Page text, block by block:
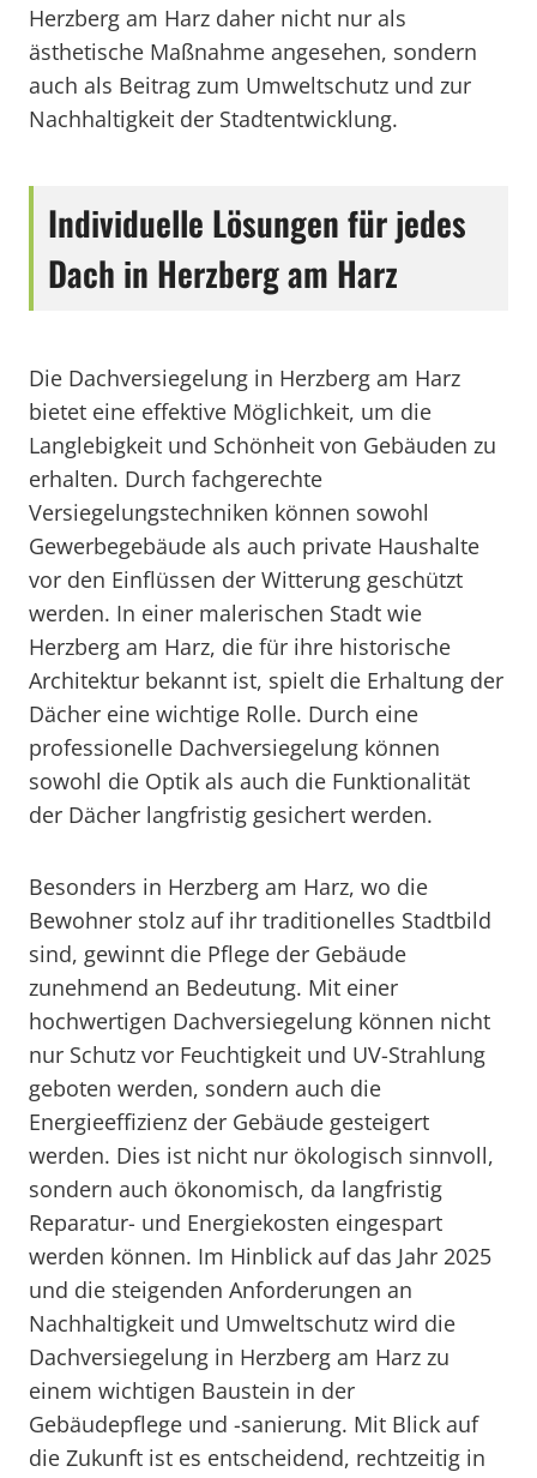
Herzberg am Harz daher nicht nur als
ästhetische Maßnahme angesehen, sondern
auch als Beitrag zum Umweltschutz und zur
Nachhaltigkeit der Stadtentwicklung.
Individuelle Lösungen für jedes
Dach in Herzberg am Harz
Die Dachversiegelung in Herzberg am Harz
bietet eine effektive Möglichkeit, um die
Langlebigkeit und Schönheit von Gebäuden zu
erhalten. Durch fachgerechte
Versiegelungstechniken können sowohl
Gewerbegebäude als auch private Haushalte
vor den Einflüssen der Witterung geschützt
werden. In einer malerischen Stadt wie
Herzberg am Harz, die für ihre historische
Architektur bekannt ist, spielt die Erhaltung der
Dächer eine wichtige Rolle. Durch eine
professionelle Dachversiegelung können
sowohl die Optik als auch die Funktionalität
der Dächer langfristig gesichert werden.
Besonders in Herzberg am Harz, wo die
Bewohner stolz auf ihr traditionelles Stadtbild
sind, gewinnt die Pflege der Gebäude
zunehmend an Bedeutung. Mit einer
hochwertigen Dachversiegelung können nicht
nur Schutz vor Feuchtigkeit und UV-Strahlung
geboten werden, sondern auch die
Energieeffizienz der Gebäude gesteigert
werden. Dies ist nicht nur ökologisch sinnvoll,
sondern auch ökonomisch, da langfristig
Reparatur- und Energiekosten eingespart
werden können. Im Hinblick auf das Jahr 2025
und die steigenden Anforderungen an
Nachhaltigkeit und Umweltschutz wird die
Dachversiegelung in Herzberg am Harz zu
einem wichtigen Baustein in der
Gebäudepflege und -sanierung. Mit Blick auf
die Zukunft ist es entscheidend, rechtzeitig in